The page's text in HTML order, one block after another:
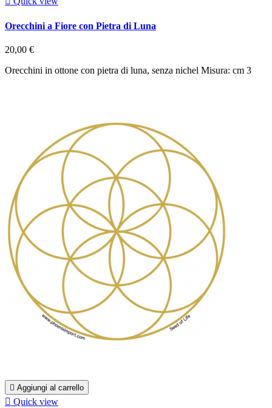
Orecchini a Fiore con Pietra di Luna
20,00 €
Orecchini in ottone con pietra di luna, senza nichel Misura: cm 3
 Aggiungi al carrello
 Quick view